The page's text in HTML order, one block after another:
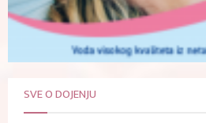
SVE O DOJENJU